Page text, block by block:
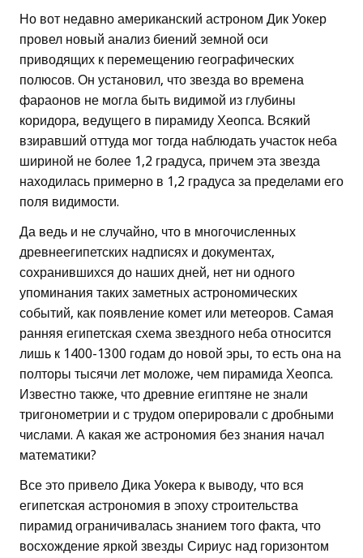
Но вот недавно американский астроном Дик Уокер
провел новый анализ биений земной оси
приводящих к перемещению географических
полюсов. Он установил, что звезда во времена
фараонов не могла быть видимой из глубины
коридора, ведущего в пирамиду Хеопса. Всякий
взиравший оттуда мог тогда наблюдать участок неба
шириной не более 1,2 градуса, причем эта звезда
находилась примерно в 1,2 градуса за пределами его
поля видимости.
Да ведь и не случайно, что в многочисленных
древнеегипетских надписях и документах,
сохранившихся до наших дней, нет ни одного
упоминания таких заметных астрономических
событий, как появление комет или метеоров. Самая
ранняя египетская схема звездного неба относится
лишь к 1400-1300 годам до новой эры, то есть она на
полторы тысячи лет моложе, чем пирамида Хеопса.
Известно также, что древние египтяне не знали
тригонометрии и с трудом оперировали с дробными
числами. А какая же астрономия без знания начал
математики?
Все это привело Дика Уокера к выводу, что вся
египетская астрономия в эпоху строительства
пирамид ограничивалась знанием того факта, что
восхождение яркой звезды Сириус над горизонтом